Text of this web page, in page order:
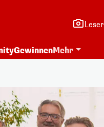
GewinnenMehr